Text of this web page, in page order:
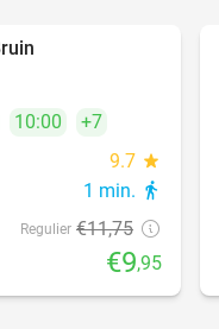
10:00
+7
9.7 star
1 min. directions_walk
Regulier €11,75
€9,95